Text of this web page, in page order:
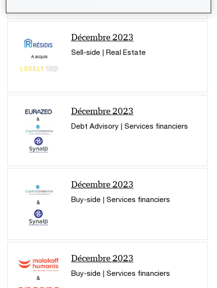
Décembre 2023
Sell-side | Real Estate
Décembre 2023
Debt Advisory | Services financiers
Décembre 2023
Buy-side | Services financiers
Décembre 2023
Buy-side | Services financiers